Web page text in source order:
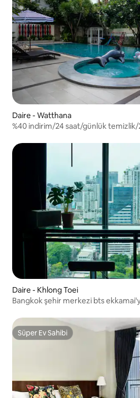
Daire - Watthana
%40 indirim/24 saat/günlük
Daire - Khlong Toei
Bangkok şehir merkezi bts
Süper Ev Sahibi
Süper Ev Sahibi